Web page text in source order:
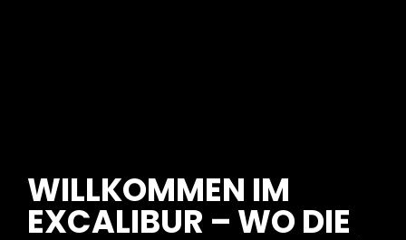
WILLKOMMEN IM
EXCALIBUR – WO DIE